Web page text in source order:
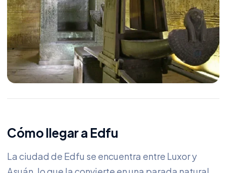
Cómo llegar a Edfu
La ciudad de Edfu se encuentra entre Luxor y